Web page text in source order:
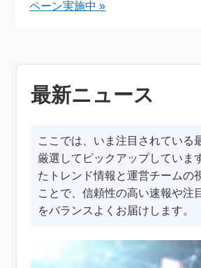
ペーン実施中 »
最新ニュース
ここでは、いま注目されている
厳選してピックアップしていま
たトレンド情報と運営チームの
ことで、信頼性の高い速報や注
をバランスよくお届けします。